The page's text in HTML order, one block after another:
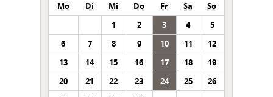
Mo Di Mi Do Fr Sa
So
1
2 3 4
5
6
7 8 9 10 11
12
13
14 15 16 17 18
19
20
21 22 23 24 25
26